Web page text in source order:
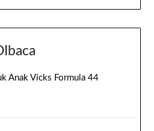
Anak Vicks Formula 44